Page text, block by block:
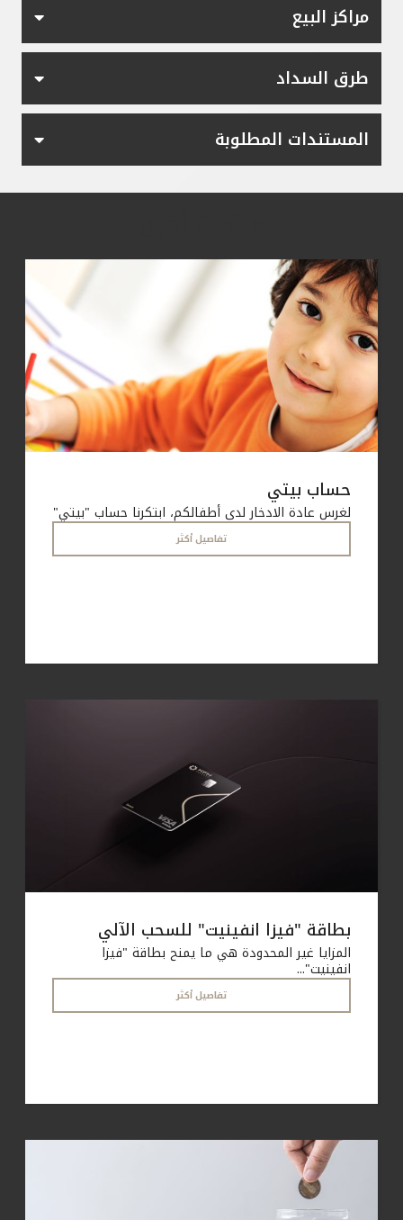
مراكز البيع
طرق السداد
المستندات المطلوبة
حساب بيتي
لغرس عادة الادخار لدى أطفالكم، ابتكرنا حساب "بيتي"
تفاصيل أكثر
بطاقة "فيزا انفينيت" للسحب الآلي
المزايا غير المحدودة هي ما يمنح بطاقة "فيزا
انفينيت"...
تفاصيل أكثر